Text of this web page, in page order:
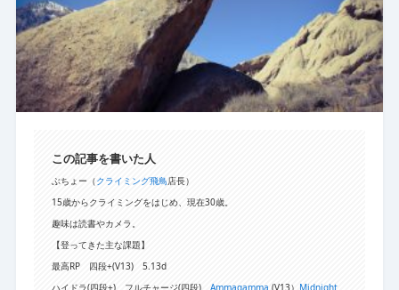
この記事を書いた人
ぶちょー（クライミング飛鳥店長）
15歳からクライミングをはじめ、現在30歳。
趣味は読書やカメラ。
【登ってきた主な課題】
最高RP 四段+(V13) 5.13d
ハイドラ(四段+) フルチャージ(四段)Ammagamma (V13） Midnight